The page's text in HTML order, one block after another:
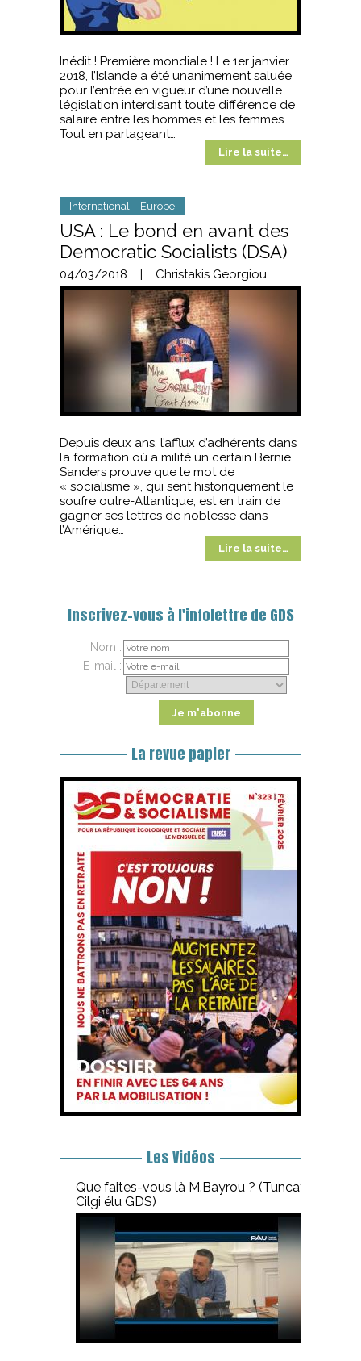
Inédit ! Première mondiale ! Le 1er janvier
2018, l’Islande a été unanimement saluée
pour l’entrée en vigueur d’une nouvelle
législation interdisant toute différence de
salaire entre les hommes et les femmes.
Tout en partageant…
Lire la suite…
International – Europe
USA : Le bond en avant des
Democratic Socialists (DSA)
04/03/2018 Christakis Georgiou
Depuis deux ans, l’afflux d’adhérents dans
la formation où a milité un certain Bernie
Sanders prouve que le mot de
« socialisme », qui sent historiquement le
soufre outre-Atlantique, est en train de
gagner ses lettres de noblesse dans
l’Amérique…
Lire la suite…
Inscrivez-vous à l'infolettre de GDS
Nom :
E-mail :
La revue papier
Les Vidéos
Que faites-vous là M.Bayrou ? (Tuncay
Cilgi élu GDS)